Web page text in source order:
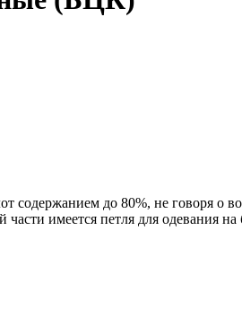
содержанием до 80%, не
имеется петля для одевания